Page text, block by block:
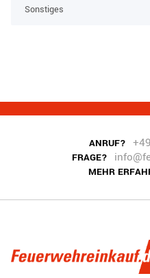
Sonstiges
ANRUF?
FRAGE?
MEHR